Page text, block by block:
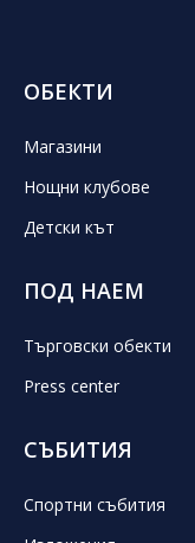
ОБЕКТИ
Магазини
Нощни клубове
Детски кът
ПОД НАЕМ
Търговски обекти
Press center
СЪБИТИЯ
Спортни събития